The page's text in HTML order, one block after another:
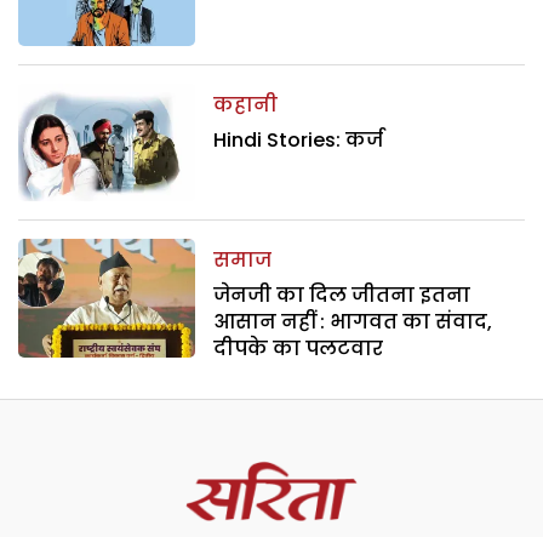
कहानी
Hindi Stories: कर्ज
समाज
जेनजी का दिल जीतना इतना
आसान नहीं : भागवत का संवाद,
दीपके का पलटवार